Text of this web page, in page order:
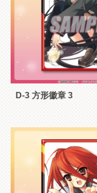
D-3 方形徽章 3